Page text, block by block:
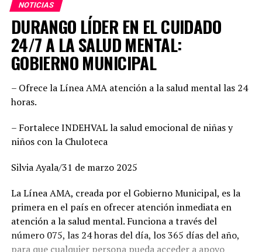
correspondiente.
TOPICS RELACIONADOS: DURANGO PRINCIPAL
UP NEXT
POLICÍA CIBERNÉTICA REGISTRÓ 55 POSIBLES
CIBERDELITOS EN SEPTIEMBRE
NO DEJES DE VER
Dany Soto aseguró que la alianza entre PRI y PAN no
responde a cuotas, sino a la búsqueda de los mejores
perfiles para enfrentar el reto electoral. “No hay un solo
municipio negociado ni entregado. Hemos construido un
equipo basado en el mérito, la cercanía con la
posición fue revisada con responsabilidad. Hoy estamos
seguros de que vamos con las y los mejores”, enfatizó,
convicción de ofrecer gobiernos confiables, integrados
por mujeres y hombres de trayectoria probada, leales y
comprometidos con su comunidad.
Por su parte, Mario Salazar destacó el trabajo técnico y
jurídico que permitió solventar las observaciones del
Instituto Electoral para garantizar la validez del
registro de las candidaturas comunes. “Estamos listos
para arrancar. Tenemos una fórmula fuerte, con perfiles
NOTICIAS
DURANGO LÍDER EN EL CUIDADO
24/7 A LA SALUD MENTAL:
GOBIERNO MUNICIPAL
– Ofrece la Línea AMA atención a la salud mental las 24
horas.
– Fortalece INDEHVAL la salud emocional de niñas y
niños con la Chuloteca
Silvia Ayala/31 de marzo 2025
La Línea AMA, creada por el Gobierno Municipal, es la
primera en el país en ofrecer atención inmediata en
atención a la salud mental. Funciona a través del
número 075, las 24 horas del día, los 365 días del año,
para que cualquier persona pueda acceder a apoyo